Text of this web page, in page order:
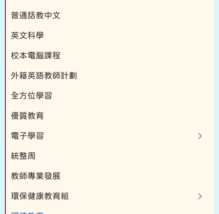
普通話教中文
英文科學
校本電腦課程
外籍英語教師計劃
全方位學習
優質教育
電子學習
統整周
教師專業發展
環保健康教育組